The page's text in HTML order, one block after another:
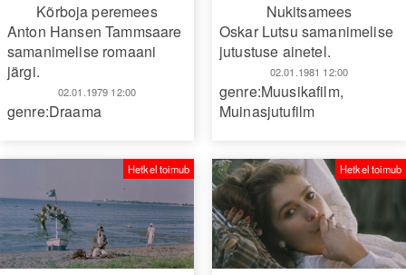
Kõrboja peremees
Anton Hansen Tammsaare
samanimelise romaani
järgi.
02.01.1979 12:00
genre:Draama
Nukitsamees
Oskar Lutsu samanimelise
jutustuse ainetel.
02.01.1981 12:00
genre:Muusikafilm,
Muinasjutufilm
Hetkel toimub Hetkel toimub